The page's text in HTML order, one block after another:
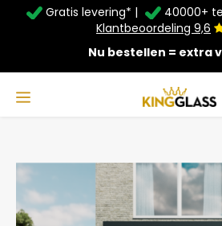
Service & Contact
Afhalen
Taal
Deutsch
Gratis levering* |
40000+
Klantbeoordeling 9,6
Nu bestellen = extra
Zomer Deals: Tot 20% korting
veranda's +€20extra
Serre in zwart van 3,06 x 4 meter